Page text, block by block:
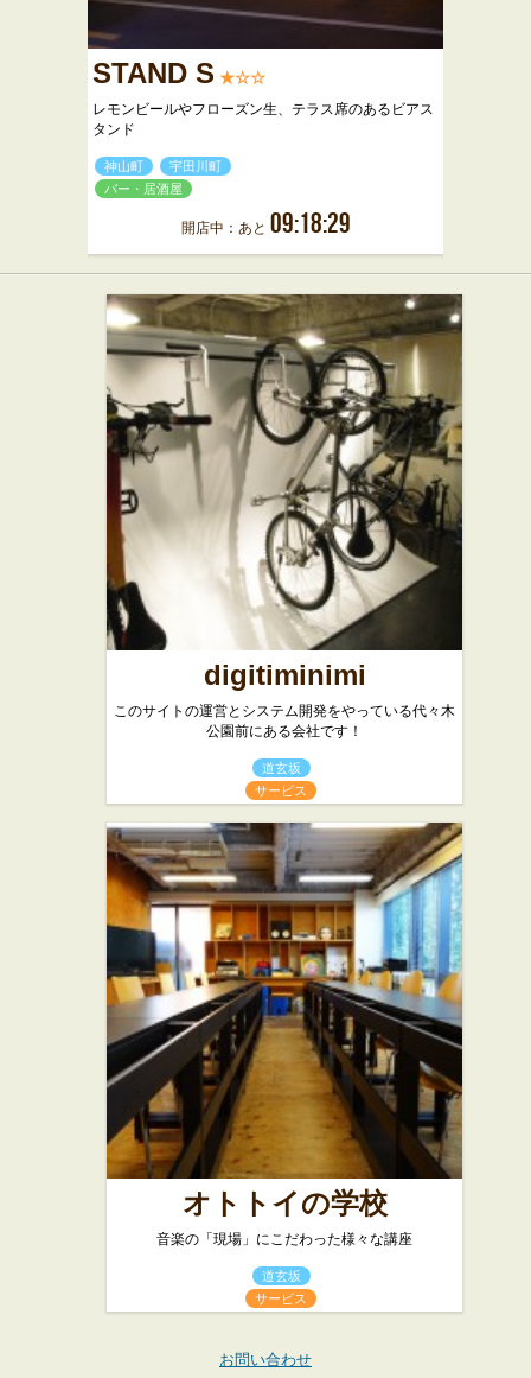
STAND S ★☆☆
レモンビールやフローズン生、テラス席のあるビアス
タンド
神山町
宇田川町
バー・居酒屋
開店中：あと 09:18:29
digitiminimi
このサイトの運営とシステム開発をやっている代々木
公園前にある会社です！
道玄坂
サービス
オトトイの学校
音楽の「現場」にこだわった様々な講座
道玄坂
サービス
お問い合わせ